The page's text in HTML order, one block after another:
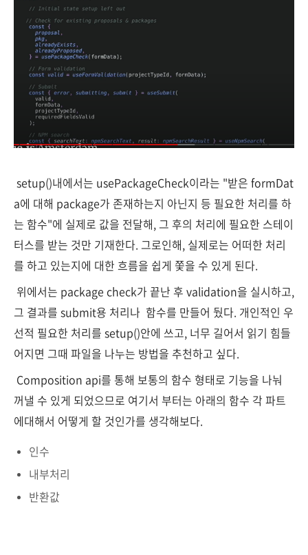
setup()내에서는 usePackageCheck이라는 "받은 formDat
a에 대해 package가 존재하는지 아닌지 등 필요한 처리를 하
는 함수"에 실제로 값을 전달해, 그 후의 처리에 필요한 스테이
터스를 받는 것만 기재한다. 그로인해, 실제로는 어떠한 처리
를 하고 있는지에 대한 흐름을 쉽게 쫓을 수 있게 된다.
위에서는 package check가 끝난 후 validation을 실시하고,
그 결과를 submit용 처리나 함수를 만들어 뒀다. 개인적인 우
선적 필요한 처리를 setup()안에 쓰고, 너무 길어서 읽기 힘들
어지면 그때 파일을 나누는 방법을 추천하고 싶다.
Composition api를 통해 보통의 함수 형태로 기능을 나눠
꺼낼 수 있게 되었으므로 여기서 부터는 아래의 함수 각 파트
에대해서 어떻게 할 것인가를 생각해보다.
인수
내부처리
반환값